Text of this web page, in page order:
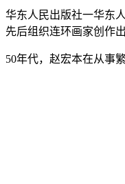
华东人民出版社一华东
先后组织连环画家创作
50年代，赵宏本在从事